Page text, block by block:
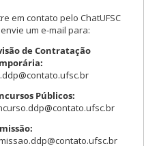
em contato pelo ChatUFSC
um e-mail para:
de Contratação
Públicos: